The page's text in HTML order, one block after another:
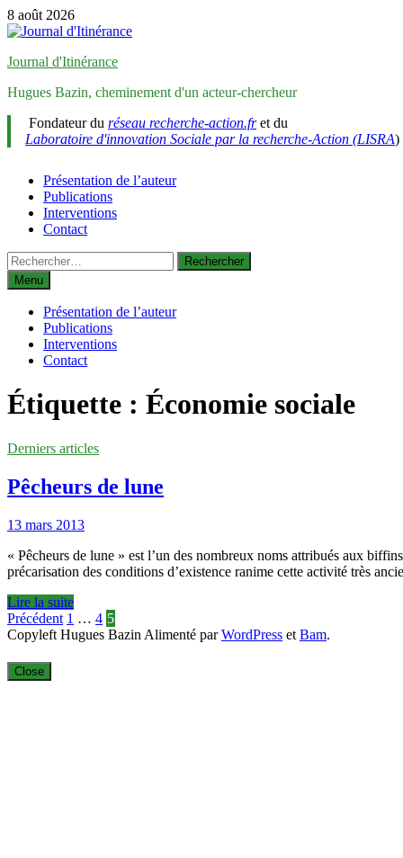
Passer
au
8 août 2026
Journal d'Itinérance
Hugues Bazin, cheminement d'un acteur-chercheur
Fondateur du réseau recherche-action.fret du
Laboratoire d'innovation Sociale par la recherche-Action (LISRA)
Présentation de l’auteur
Publications
Interventions
Contact
Rechercher :
Menu
Présentation de l’auteur
Publications
Interventions
Contact
Étiquette : Économie sociale
Derniers articles
Pêcheurs de lune
13 mars 2013
« Pêcheurs de lune » est l’un des nombreux noms attribués aux
précarisation des conditions d’existence ranime cette activité très
Pêcheurs
de
lune
Lire la suite
Pagination
des
publications
Précédent 1 … 4 5
Copyleft Hugues Bazin Alimenté parWordPress et Bam.
Close